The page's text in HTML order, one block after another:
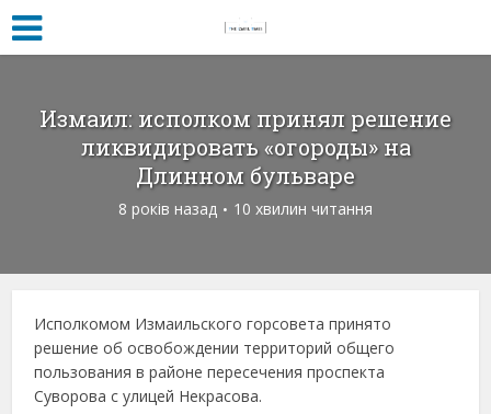
Измаил: исполком принял решение
ликвидировать «огороды» на
Длинном бульваре
8 років назад 10 хвилин читання
Исполкомом Измаильского горсовета принято
решение об освобождении территорий общего
пользования в районе пересечения проспекта
Суворова с улицей Некрасова.